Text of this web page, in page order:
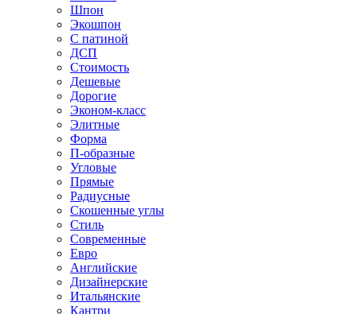
Шпон
Экошпон
С патиной
ДСП
Стоимость
Дешевые
Дорогие
Эконом-класс
Элитные
Форма
П-образные
Угловые
Прямые
Радиусные
Скошенные углы
Стиль
Современные
Евро
Английские
Дизайнерские
Итальянские
Кантри